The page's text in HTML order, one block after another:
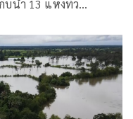
บน้ำ 13 แห่งทั่ว